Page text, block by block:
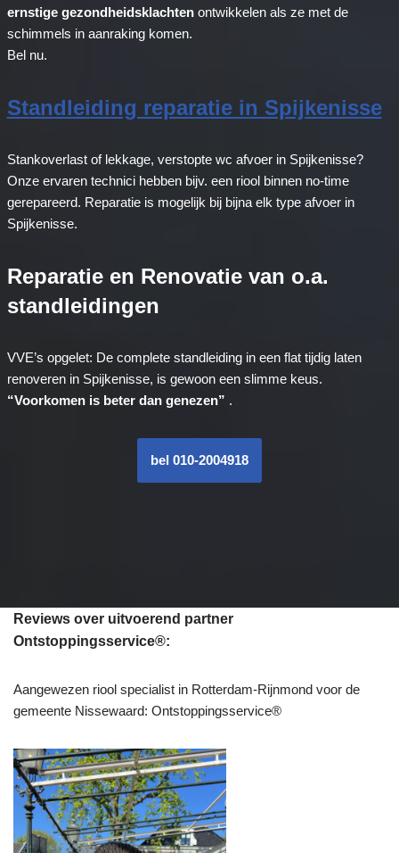
ernstige gezondheidsklachten ontwikkelen als ze met de
schimmels in aanraking komen.
Bel nu.
Standleiding reparatie in Spijkenisse
Stankoverlast of lekkage, verstopte wc afvoer in Spijkenisse?
Onze ervaren technici hebben bijv. een riool binnen no-time
gerepareerd. Reparatie is mogelijk bij bijna elk type afvoer in
Spijkenisse.
Reparatie en Renovatie van o.a.
standleidingen
VVE’s opgelet: De complete standleiding in een flat tijdig laten
renoveren in Spijkenisse, is gewoon een slimme keus.
“Voorkomen is beter dan genezen” .
bel 010-2004918
Reviews over uitvoerend partner
Ontstoppingsservice®:
Aangewezen riool specialist in Rotterdam-Rijnmond voor de
gemeente Nissewaard: Ontstoppingsservice®